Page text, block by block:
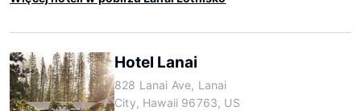
Hotel Lanai
828 Lanai Ave, Lanai
City, Hawaii 96763, US